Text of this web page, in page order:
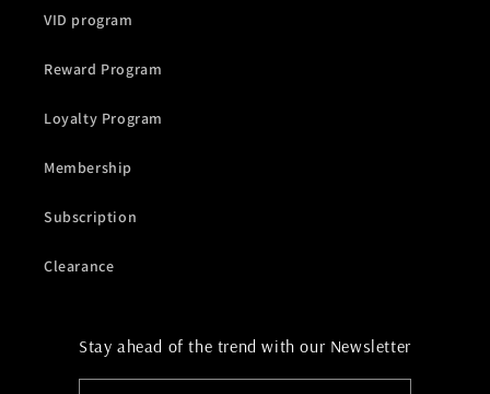
VID program
Reward Program
Loyalty Program
Membership
Subscription
Clearance
Stay ahead of the trend with our Newsletter